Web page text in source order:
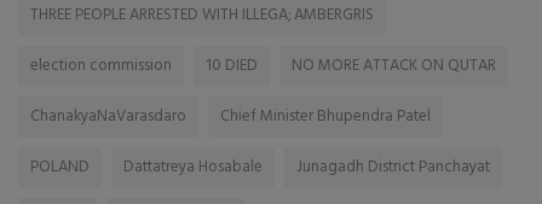
THREE PEOPLE ARRESTED WITH ILLEGA; AMBERGRIS
election commission
10 DIED
NO MORE ATTACK ON QUTAR
ChanakyaNaVarasdaro
Chief Minister Bhupendra Patel
POLAND
Dattatreya Hosabale
Junagadh District Panchayat